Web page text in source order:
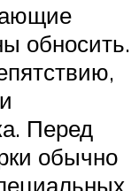
обносить.
Перед
обычно